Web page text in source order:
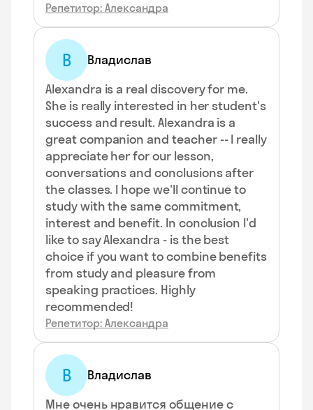
Репетитор: Александра
В
Владислав
Alexandra is a real discovery for me.
She is really interested in her student's
success and result. Alexandra is a
great companion and teacher -- I really
appreciate her for our lesson,
conversations and conclusions after
the classes. I hope we'll continue to
study with the same commitment,
interest and benefit. In conclusion I'd
like to say Alexandra - is the best
choice if you want to combine benefits
from study and pleasure from
speaking practices. Highly
recommended!
Репетитор: Александра
В
Владислав
Мне очень нравится общение с